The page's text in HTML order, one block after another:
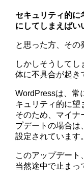
セキュリティ的に
にしてしまえばい
と思った方、その
しかしそうしてし
体に不具合が起き
WordPressは、常
キュリティ的に望
そのため、マイナ
プデートの場合は
設定されています。
このアップデート
当然途中で止まっ